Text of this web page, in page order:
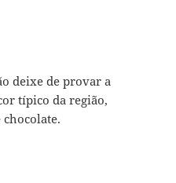
deixe de provar a
típico da região,